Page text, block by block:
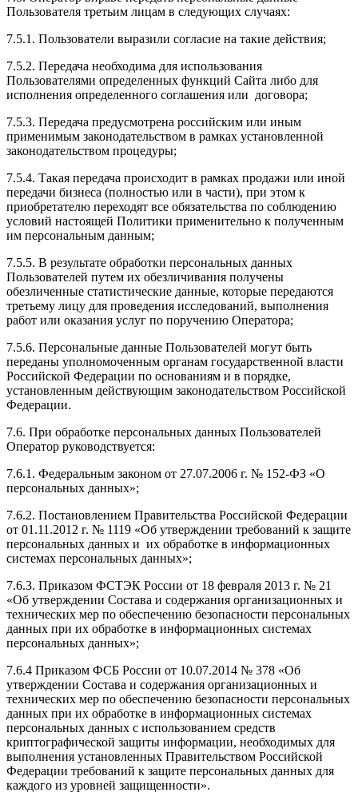
Пользователя третьим лицам в следующих случаях:
7.5.1. Пользователи выразили согласие на такие действия;
7.5.2. Передача необходима для использования
Пользователями определенных функций Сайта либо для
исполнения определенного соглашения или договора;
7.5.3. Передача предусмотрена российским или иным
применимым законодательством в рамках установленной
законодательством процедуры;
7.5.4. Такая передача происходит в рамках продажи или иной
передачи бизнеса (полностью или в части), при этом к
приобретателю переходят все обязательства по соблюдению
условий настоящей Политики применительно к полученным
им персональным данным;
7.5.5. В результате обработки персональных данных
Пользователей путем их обезличивания получены
обезличенные статистические данные, которые передаются
третьему лицу для проведения исследований, выполнения
работ или оказания услуг по поручению Оператора;
7.5.6. Персональные данные Пользователей могут быть
переданы уполномоченным органам государственной власти
Российской Федерации по основаниям и в порядке,
установленным действующим законодательством Российской
Федерации.
7.6. При обработке персональных данных Пользователей
Оператор руководствуется:
7.6.1. Федеральным законом от 27.07.2006 г. № 152-ФЗ «О
персональных данных»;
7.6.2. Постановлением Правительства Российской Федерации
от 01.11.2012 г. № 1119 «Об утверждении требований к защите
персональных данных и их обработке в информационных
системах персональных данных»;
7.6.3. Приказом ФСТЭК России от 18 февраля 2013 г. № 21
«Об утверждении Состава и содержания организационных и
технических мер по обеспечению безопасности персональных
данных при их обработке в информационных системах
персональных данных»;
7.6.4 Приказом ФСБ России от 10.07.2014 № 378 «Об
утверждении Состава и содержания организационных и
технических мер по обеспечению безопасности персональных
данных при их обработке в информационных системах
персональных данных с использованием средств
криптографической защиты информации, необходимых для
выполнения установленных Правительством Российской
Федерации требований к защите персональных данных для
каждого из уровней защищенности».